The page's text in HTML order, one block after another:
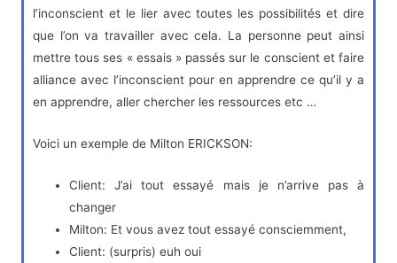
l’inconscient et le lier avec toutes les possibilités et dire
que l’on va travailler avec cela. La personne peut ainsi
mettre tous ses « essais » passés sur le conscient et faire
alliance avec l’inconscient pour en apprendre ce qu’il y a
en apprendre, aller chercher les ressources etc …
Voici un exemple de Milton ERICKSON:
Client: J’ai tout essayé mais je n’arrive pas à
changer
Milton: Et vous avez tout essayé consciemment,
Client: (surpris) euh oui